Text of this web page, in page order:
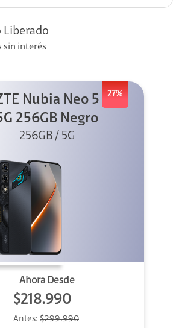
Liberado
sin interés
27%
Nubia Neo 5
256GB Negro
256GB / 5G
Ahora Desde
$218.990
Antes: $299.990